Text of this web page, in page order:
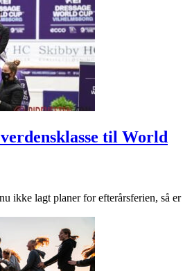
til World
ikke lagt planer for efterårsferien, så er